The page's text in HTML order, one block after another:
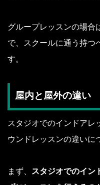
グループレッスンの場合
で、スクールに通う持つ
す。
屋内と屋外の違い
スタジオでのインドアレ
ウンドレッスンの違いに
まず、
スタジオでのイン